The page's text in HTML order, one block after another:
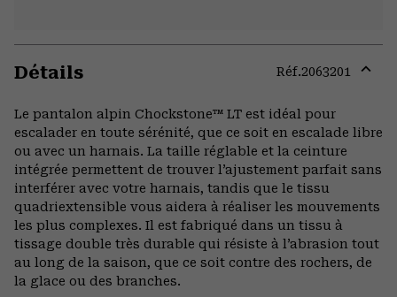
Détails Réf.2063201
Le pantalon alpin Chockstone™ LT est idéal pour
escalader en toute sérénité, que ce soit en escalade libre
ou avec un harnais. La taille réglable et la ceinture
intégrée permettent de trouver l’ajustement parfait sans
interférer avec votre harnais, tandis que le tissu
quadriextensible vous aidera à réaliser les mouvements
les plus complexes. Il est fabriqué dans un tissu à
tissage double très durable qui résiste à l’abrasion tout
au long de la saison, que ce soit contre des rochers, de
la glace ou des branches.